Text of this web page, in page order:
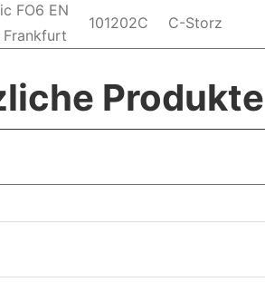
FO6 EN
101202C C-Storz
Produkte